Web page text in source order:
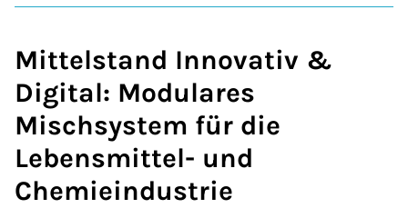
Mittelstand Innovativ &
Digital: Modulares
Mischsystem für die
Lebensmittel- und
Chemieindustrie